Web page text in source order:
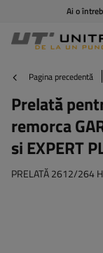
Ai o
Pagina precedentă
Prelată
remorca
si EXPERT
PRELATĂ 2612/264